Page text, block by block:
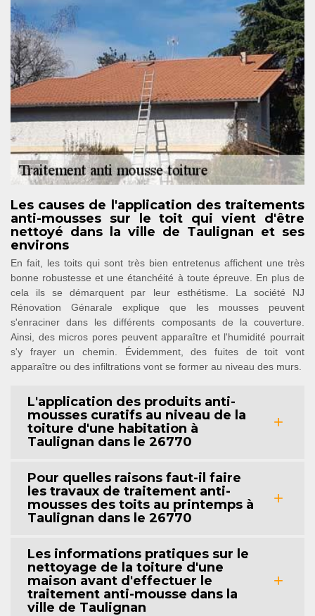
Les causes de l'application des traitements
anti-mousses sur le toit qui vient d'être
nettoyé dans la ville de Taulignan et ses
environs
En fait, les toits qui sont très bien entretenus affichent une très
bonne robustesse et une étanchéité à toute épreuve. En plus de
cela ils se démarquent par leur esthétisme. La société NJ
Rénovation Génarale explique que les mousses peuvent
s'enraciner dans les différents composants de la couverture.
Ainsi, des micros pores peuvent apparaître et l'humidité pourrait
s'y frayer un chemin. Évidemment, des fuites de toit vont
apparaître ou des infiltrations vont se former au niveau des murs.
L'application des produits anti-
mousses curatifs au niveau de la
toiture d'une habitation à
Taulignan dans le 26770
Pour quelles raisons faut-il faire
les travaux de traitement anti-
mousses des toits au printemps à
Taulignan dans le 26770
Les informations pratiques sur le
nettoyage de la toiture d'une
maison avant d'effectuer le
traitement anti-mousse dans la
ville de Taulignan